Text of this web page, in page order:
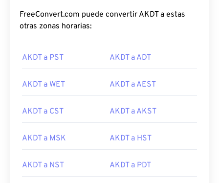
FreeConvert.com puede convertir AKDT a estas
otras zonas horarias:
AKDT a PST AKDT a ADT
AKDT a WET AKDT a AEST
AKDT a CST AKDT a AKST
AKDT a MSK AKDT a HST
AKDT a NST AKDT a PDT